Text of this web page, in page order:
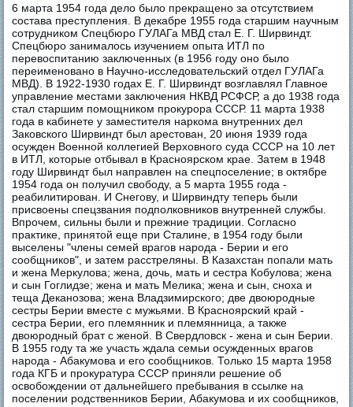
6 марта 1954 года дело было прекращено за отсутствием
состава преступления. В декабре 1955 года старшим научным
сотрудником Спецбюро ГУЛАГа МВД стал Е. Г. Ширвиндт.
Спецбюро занималось изучением опыта ИТЛ по
перевоспитанию заключенных (в 1956 году оно было
переименовано в Научно-исследовательский отдел ГУЛАГа
МВД). В 1922-1930 годах Е. Г. Ширвиндт возглавлял Главное
управление местами заключения НКВД РСФСР, а до 1938 года
стал старшим помощником прокурора СССР. 11 марта 1938
года в кабинете у заместителя наркома внутренних дел
Заковского Ширвиндт был арестован, 20 июня 1939 года
осужден Военной коллегией Верховного суда СССР на 10 лет
в ИТЛ, которые отбывал в Красноярском крае. Затем в 1948
году Ширвиндт был направлен на спецпоселение; в октябре
1954 года он получил свободу, а 5 марта 1955 года -
реабилитирован. И Снегову, и Ширвиндту теперь были
присвоены спецзвания подполковников внутренней службы.
Впрочем, сильны были и прежние традиции. Согласно
практике, принятой еще при Сталине, в 1954 году были
выселены "члены семей врагов народа - Берии и его
сообщников", и затем расстреляны. В Казахстан попали мать
и жена Меркулова; жена, дочь, мать и сестра Кобулова; жена
и сын Гоглидзе; жена и мать Мелика; жена и сын, сноха и
теща Деканозова; жена Владзимирского; две двоюродные
сестры Берии вместе с мужьями. В Красноярский край -
сестра Берии, его племянник и племянница, а также
двоюродный брат с женой. В Свердловск - жена и сын Берии.
В 1955 году та же участь ждала семьи осужденных врагов
народа - Абакумова и его сообщников. Только 15 марта 1958
года КГБ и прокуратура СССР приняли решение об
освобождении от дальнейшего пребывания в ссылке на
поселении родственников Берии, Абакумова и их сообщников,